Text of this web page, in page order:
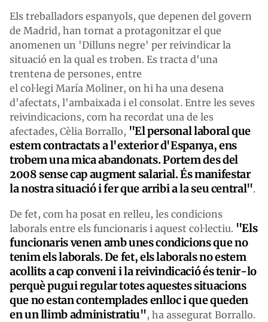
Els treballadors espanyols, que depenen del govern
de Madrid, han tornat a protagonitzar el que
anomenen un 'Dilluns negre' per reivindicar la
situació en la qual es troben. Es tracta d'una
trentena de persones, entre
el col·legi María Moliner, on hi ha una desena
d'afectats, l'ambaixada i el consolat. Entre les seves
reivindicacions, com ha recordat una de les
afectades, Cèlia Borrallo, "El personal laboral que
estem contractats a l'exterior d'Espanya, ens
trobem una mica abandonats. Portem des del
2008 sense cap augment salarial. És manifestar
la nostra situació i fer que arribi a la seu central".
De fet, com ha posat en relleu, les condicions
laborals entre els funcionaris i aquest col·lectiu. "Els
funcionaris venen amb unes condicions que no
tenim els laborals. De fet, els laborals no estem
acollits a cap conveni i la reivindicació és tenir-lo
perquè pugui regular totes aquestes situacions
que no estan contemplades enlloc i que queden
en un llimb administratiu", ha assegurat Borrallo.